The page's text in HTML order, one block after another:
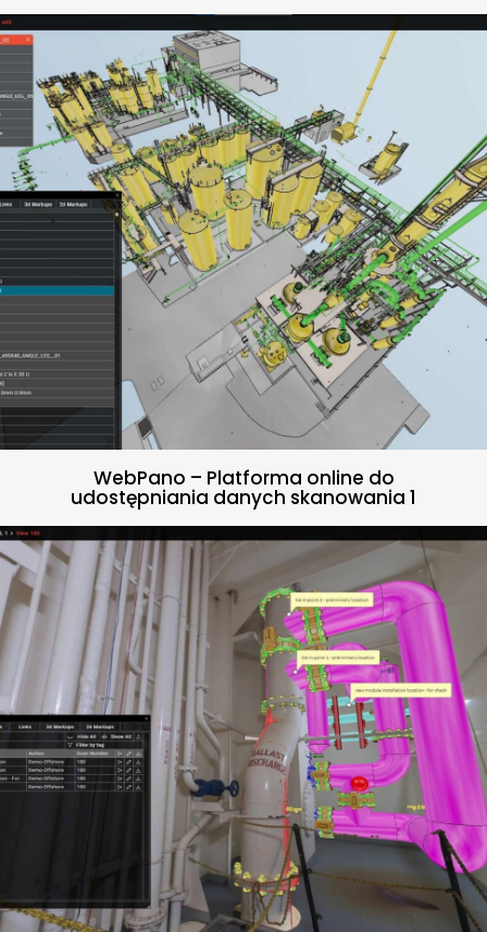
WebPano – Platforma online do
udostępniania danych skanowania 1